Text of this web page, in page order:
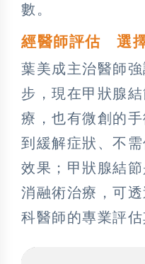
數。
經醫師評估 選
葉美成主治醫師
步，現在甲狀腺
療，也有微創的
到緩解症狀、不
效果；甲狀腺結
消融術治療，可
科醫師的專業評估